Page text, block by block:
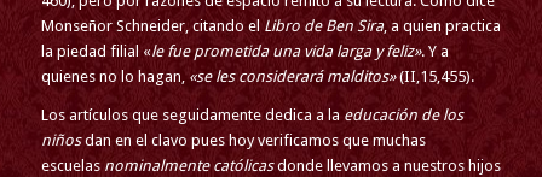
Monseñor Schneider, citando el Libro de Ben Sira, a quien practica
la piedad filial «le fue prometida una vida larga y feliz». Y a
quienes no lo hagan,«se les considerará malditos»(II,15,455).
Los artículos que seguidamente dedica a la educación de los
niñosdan en el clavo pues hoy verificamos que muchas
escuelas nominalmente católicasdonde llevamos a nuestros hijos